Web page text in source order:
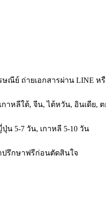
ณีย์ ถ่ายเอกสารผ่าน LINE
าหลีใต้, จีน, ไต้หวัน, อินเดีย,
น 5-7 วัน, เกาหลี 5-10 วัน
ปรึกษาฟรีก่อนตัดสินใจ